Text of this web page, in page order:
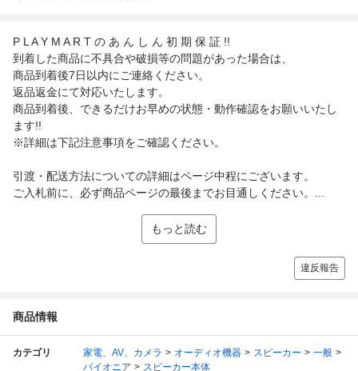
P L A Y M A R T の あ ん し ん 初 期 保 証 !!
到着した商品に不具合や破損等の問題があった場合は、
商品到着後7日以内にご連絡ください。
返品返金にて対応いたします。
商品到着後、できるだけお早めの状態・動作確認をお願いいたし
ます!!
※詳細は下記注意事項をご確認ください。
引渡・配送方法についての詳細はページ中程にございます。
ご入札前に、必ず商品ページの最後までお目通しください。...
もっと読む
違反報告
商品情報
カテゴリ 家電、AV、カメラ オーディオ機器 スピーカー
一般
パイオニア
スピーカー本体